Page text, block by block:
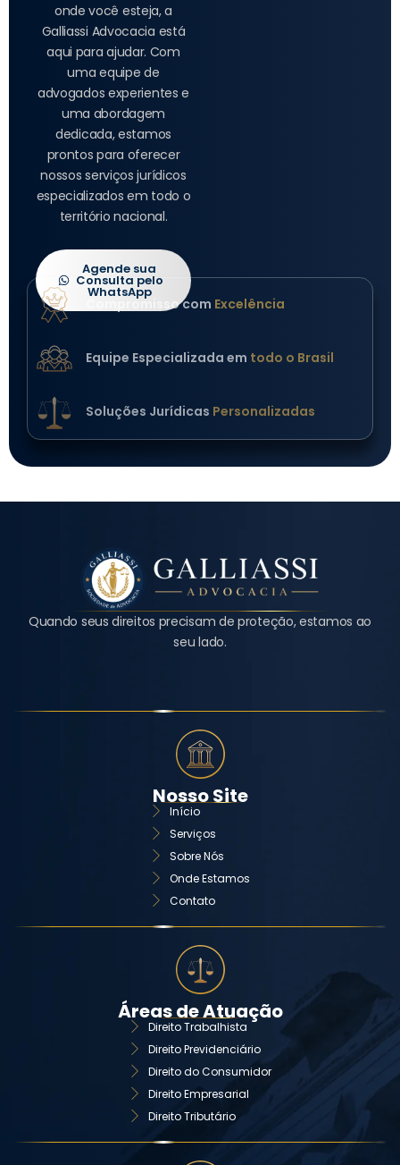
onde você esteja, a
Galliassi Advocacia está
aqui para ajudar. Com
uma equipe de
advogados experientes e
uma abordagem
dedicada, estamos
prontos para oferecer
nossos serviços jurídicos
especializados em todo o
território nacional.
Agende sua
Consulta pelo
WhatsApp
Compromisso com Excelência
Equipe Especializada em todo o Brasil
Soluções Jurídicas Personalizadas
Quando seus direitos precisam de proteção, estamos ao
seu lado.
Nosso Site
Início
Serviços
Sobre Nós
Onde Estamos
Contato
Áreas de Atuação
Direito Trabalhista
Direito Previdenciário
Direito do Consumidor
Direito Empresarial
Direito Tributário